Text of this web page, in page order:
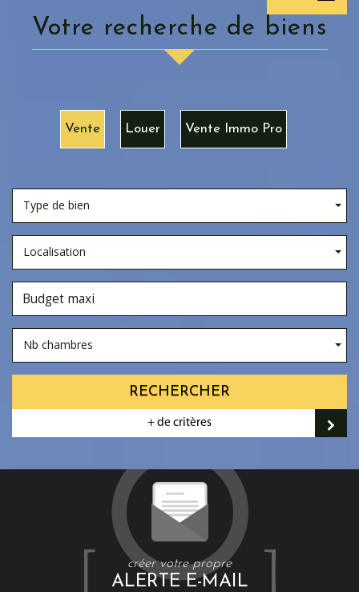
Votre recherche de biens
Vente Louer Vente Immo Pro
Type de bien
Localisation
Nb chambres
RECHERCHER
+ de critères
créer votre propre
ALERTE E-MAIL